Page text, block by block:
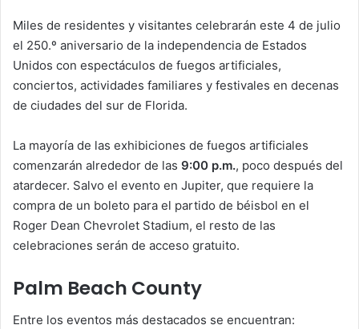
Miles de residentes y visitantes celebrarán este 4 de julio
el 250.º aniversario de la independencia de Estados
Unidos con espectáculos de fuegos artificiales,
conciertos, actividades familiares y festivales en decenas
de ciudades del sur de Florida.
La mayoría de las exhibiciones de fuegos artificiales
comenzarán alrededor de las 9:00 p.m., poco después del
atardecer. Salvo el evento en Jupiter, que requiere la
compra de un boleto para el partido de béisbol en el
Roger Dean Chevrolet Stadium, el resto de las
celebraciones serán de acceso gratuito.
Palm Beach County
Entre los eventos más destacados se encuentran: